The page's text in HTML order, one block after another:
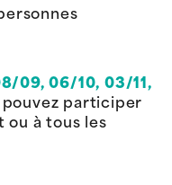
09, 06/10, 03/11,
pouvez participer
ou à tous les